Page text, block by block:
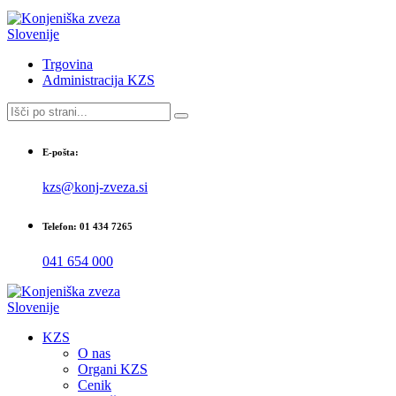
Trgovina
Administracija KZS
E-pošta:
kzs@konj-zveza.si
Telefon: 01 434 7265
041 654 000
KZS
O nas
Organi KZS
Cenik